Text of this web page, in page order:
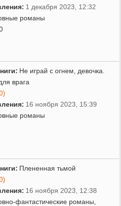
1 декабря 2023, 12:32
романы
Не играй с огнем, девочка.
врага
16 ноября 2023, 15:39
романы
Плененная тьмой
16 ноября 2023, 12:38
фантастические романы